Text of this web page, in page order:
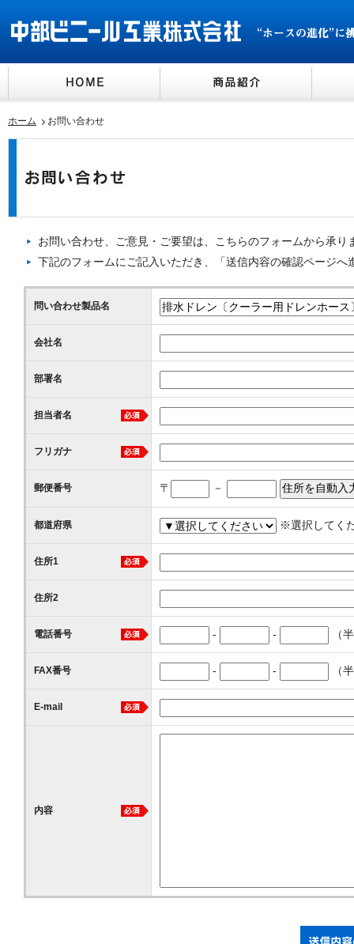
ホーム お問い合わせ
お問い合わせ、ご意見・ご要望は、こちらのフォームから承り
下記のフォームにご記入いただき、「送信内容の確認ページへ
問い合わせ製品名
会社名
部署名
担当者名
フリガナ
郵便番号 〒 －
都道府県 ※選択してく
住所1
住所2
電話番号 - - （
FAX番号 - - （
E-mail
内容